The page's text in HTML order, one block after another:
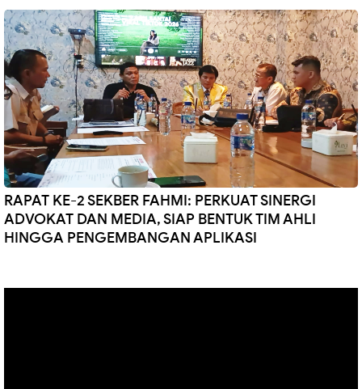
RAPAT KE-2 SEKBER FAHMI: PERKUAT SINERGI
ADVOKAT DAN MEDIA, SIAP BENTUK TIM AHLI
HINGGA PENGEMBANGAN APLIKASI